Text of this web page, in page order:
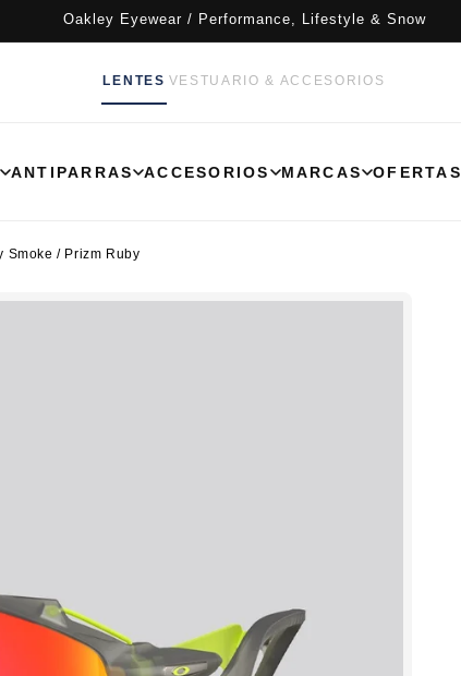
Oakley Eyewear / Performance, Lifestyle & Snow
LENTES VESTUARIO & ACCESORIOS
ANTIPARRAS ACCESORIOS MARCAS OFERTAS
Smoke / Prizm Ruby